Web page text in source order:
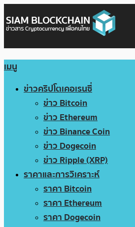
เมนู
ข่าวคริปโตเคอเรนซี่
ข่าว Bitcoin
ข่าว Ethereum
ข่าว Binance Coin
ข่าว Dogecoin
ข่าว Ripple (XRP)
ราคาและการวิเคราะห์
ราคา Bitcoin
ราคา Ethereum
ราคา Dogecoin